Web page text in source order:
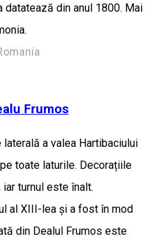
datatează din anul 1800. Mai
Frumos
a valea Hartibaciului
toate laturile. Decorațiile
turnul este înalt.
al XIII-lea și a fost în mod
din Dealul Frumos este